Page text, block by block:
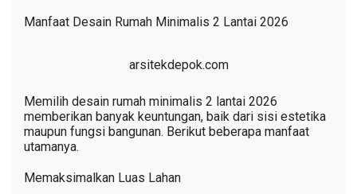
Manfaat Desain Rumah Minimalis 2 Lantai 2026
arsitekdepok.com
Memilih desain rumah minimalis 2 lantai 2026
memberikan banyak keuntungan, baik dari sisi estetika
maupun fungsi bangunan. Berikut beberapa manfaat
utamanya.
Memaksimalkan Luas Lahan